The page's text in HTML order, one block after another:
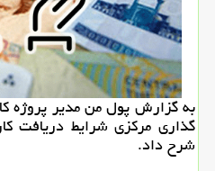
به گزارش پول من مدیر پروژه
گذاری مرکزی شرایط دریافت
شرح داد.